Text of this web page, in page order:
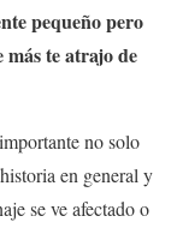
pequeño pero
te atrajo de
no solo
en general y
se ve afectado o